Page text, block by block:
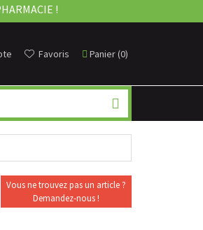
!
Favoris Panier(0)
Vous ne trouvez pas un article ?
Demandez-nous !